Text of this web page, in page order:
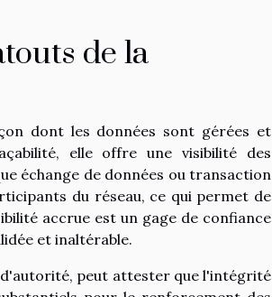
de la
dont les données sont gérées et
elle offre une visibilité des
échange de données ou transaction
du réseau, ce qui permet de
accrue est un gage de confiance
et inaltérable.
peut attester que l'intégrité